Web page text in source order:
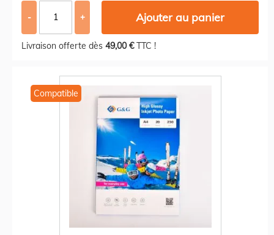
- + Ajouter au panier
Livraison offerte dès 49,00 €TTC !
Compatible